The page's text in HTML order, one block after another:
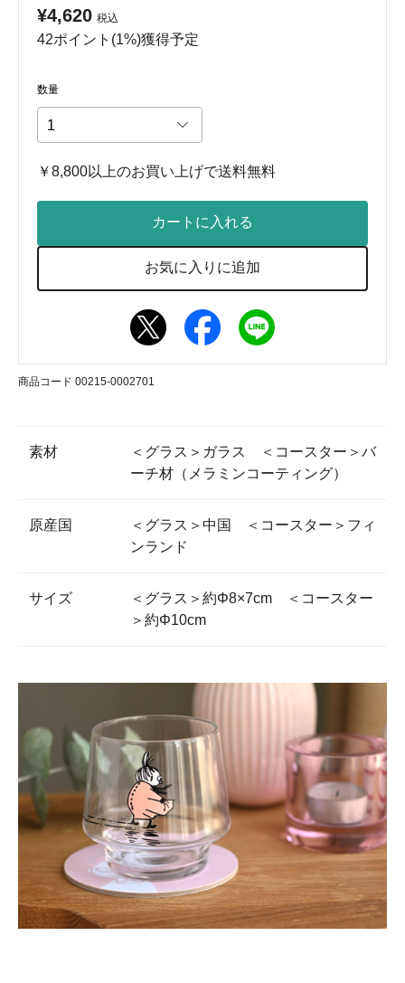
¥4,620 税込
42ポイント(1%)獲得予定
数量
￥8,800以上のお買い上げで送料無料
カートに入れる
お気に入りに追加
商品コード 00215-0002701
素材
＜グラス＞ガラス ＜コースター＞バ
ーチ材（メラミンコーティング）
原産国
＜グラス＞中国 ＜コースター＞フィ
ンランド
サイズ
＜グラス＞約Φ8×7cm ＜コースター
＞約Φ10cm